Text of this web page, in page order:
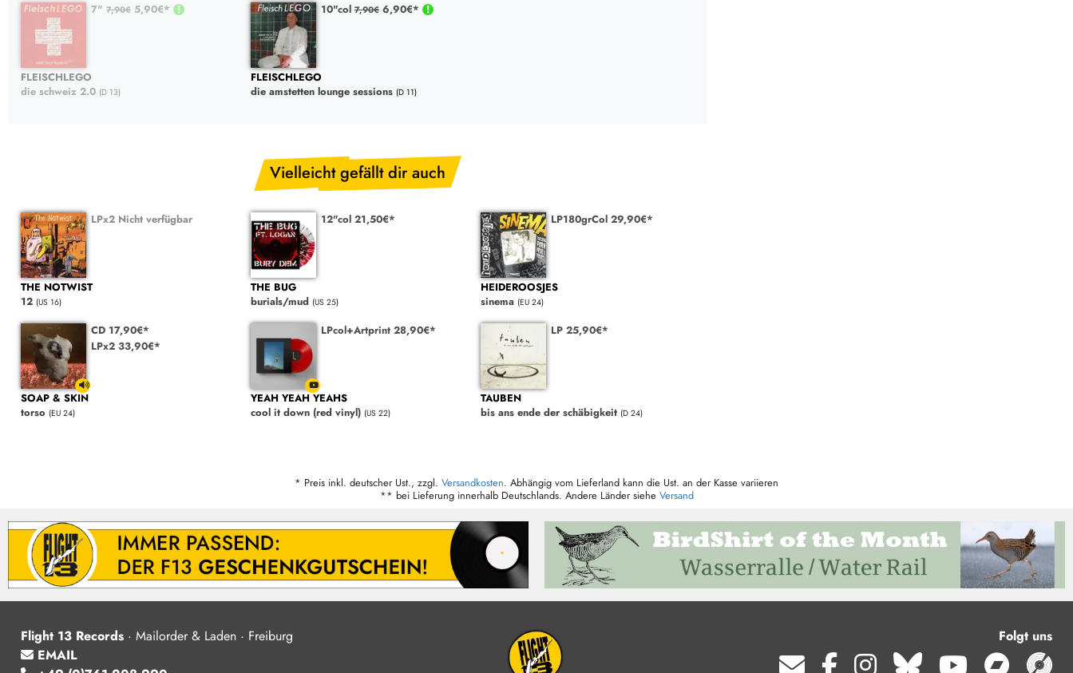
7" 7,90€5,90€*
FLEISCHLEGO
die schweiz 2.0 (D 13)
10"col 7,90€6,90€*
FLEISCHLEGO
die amstetten lounge sessions (D 11)
Vielleicht gefällt dir auch
LPx2 Nicht verfügbar
THE NOTWIST
12 (US 16)
12"col 21,50€*
THE BUG
burials/mud (US 25)
LP180grCol 29,90€*
HEIDEROOSJES
sinema (EU 24)
CD 17,90€*
LPx2 33,90€*
SOAP & SKIN
torso (EU 24)
LPcol+Artprint 28,90€*
YEAH YEAH YEAHS
cool it down (red vinyl) (US 22)
LP 25,90€*
TAUBEN
bis ans ende der schäbigkeit (D 24)
* Preis inkl. deutscher Ust., zzgl. Versandkosten. Abhängig vom Lieferland kann die Ust. an der Kasse variieren
** bei Lieferung innerhalb Deutschlands. Andere Länder siehe Versand
Flight 13 Records · Mailorder & Laden · Freiburg
EMAIL
Folgt uns